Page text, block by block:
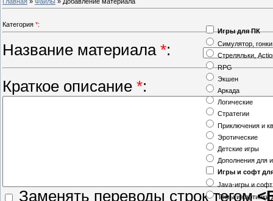
Игры для ПК
Симулятор, гонки
Стреляльки,
RPG
Экшен
Аркада
Логические
Стратегии
Приключения и
Эротические
Детские игры
Дополнения для
Игры и софт
Java-игры и
Темы и картинки
Название материала *:
Краткое описание *:
Заменять переводы строк тегом